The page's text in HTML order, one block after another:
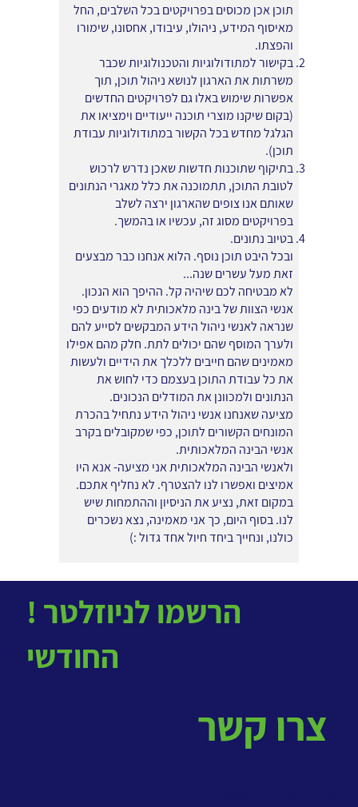
תוכן אכן מכוסים בפרויקטים בכל השלבים, החל
מאיסוף המידע, ניהולו, עיבודו, אחסונו, שימורו
והפצתו.
בקישור למתודולוגיות והטכנולוגיות שכבר
משרתות את הארגון לנושא ניהול תוכן, תוך
אפשרות שימוש באלו גם לפרויקטים החדשים
(בקום שיקנו מוצרי תוכנה ייעודיים וימציאו את
הגלגל מחדש בכל הקשור במתודולוגיות עבודת
תוכן).
בתיקוף שתוכנות חדשות שאכן נדרש לרכוש
לטובת התוכן, תתמוכנה את כלל מאגרי הנתונים
שאותם אנו צופים שהארגון ירצה לשלב
בפרויקטים מסוג זה, עכשיו או בהמשך.
בטיוב נתונים.
ובכל היבט תוכן נוסף. הלוא אנחנו כבר מבצעים
זאת מעל עשרים שנה...
לא מבטיחה לכם שיהיה קל. ההיפך הוא הנכון.
אנשי הצוות של בינה מלאכותית לא מודעים כפי
שנראה לאנשי ניהול הידע המבקשים לסייע להם
ולערך המוסף שהם יכולים לתת. חלק מהם אפילו
מאמינים שהם חייבים ללכלך את הידיים ולעשות
את כל עבודת התוכן בעצמם כדי לחוש את
הנתונים ולמכוונן את המודלים הנכונים.
מציעה שאנחנו אנשי ניהול הידע נתחיל בהכרת
המונחים הקשורים לתוכן, כפי שמקובלים בקרב
אנשי הבינה המלאכותית.
ולאנשי הבינה המלאכותית אני מציעה- אנא היו
אמיצים ואפשרו לנו להצטרף. לא נחליף אתכם.
במקום זאת, נציע את הניסיון וההתמחות שיש
לנו. בסוף היום, כך אני מאמינה, נצא נשכרים
כולנו, ונחייך ביחד חיול אחד גדול :)
צרו קשר
! הרשמו לניוזלטר